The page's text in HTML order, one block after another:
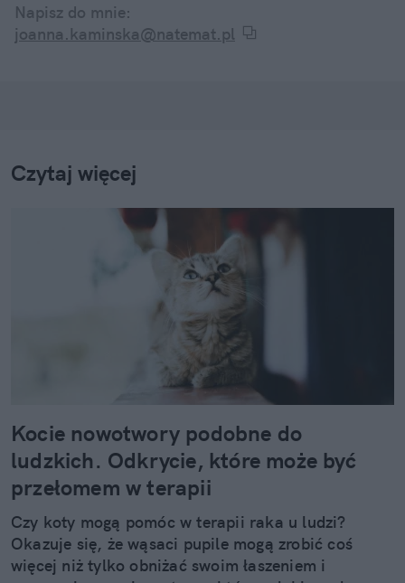
Napisz do mnie:
joanna.kaminska@natemat.pl
Czytaj więcej
Kocie nowotwory podobne do
ludzkich. Odkrycie, które może być
przełomem w terapii
Czy koty mogą pomóc w terapii raka u ludzi?
Okazuje się, że wąsaci pupile mogą zrobić coś
więcej niż tylko obniżać swoim łaszeniem i